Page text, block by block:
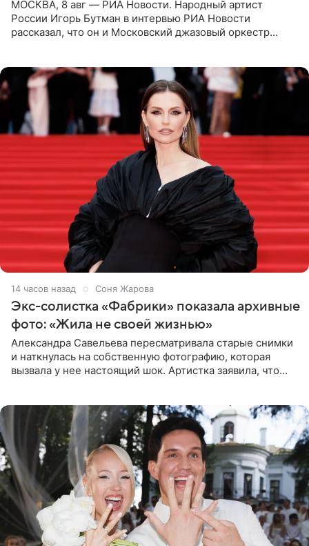
МОСКВА, 8 авг — РИА Новости. Народный артист
России Игорь Бутман в интервью РИА Новости
рассказал, что он и Московский джазовый оркестр
14 часов назад Соня Жарова
Экс-солистка «Фабрики» показала архивные
фото: «Жила не своей жизнью»
Александра Савельева пересматривала старые снимки
и наткнулась на собственную фотографию, которая
вызвала у нее настоящий шок. Артистка заявила, что